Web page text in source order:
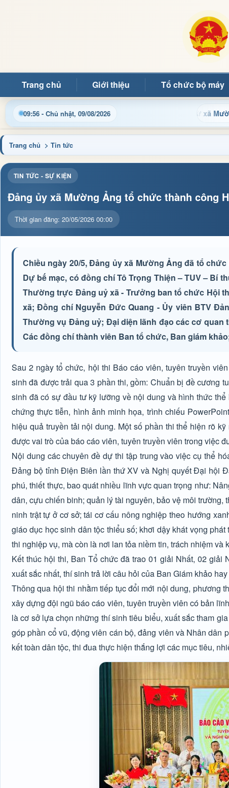
Trang chủ Giới thiệu Tổ chức bộ máy
09:56 - Chủ nhật, 09/08/2026
bạn đọc đến với Trang thông tin điện tử xã Mường Ảng
Trang chủ > Tin tức
TIN TỨC - SỰ KIỆN
Đảng ủy xã Mường Ảng tổ chức thành công
Thời gian đăng: 20/05/2026 00:00
Chiều ngày 20/5, Đảng ủy xã Mường Ảng đã tổ
Dự bế mạc, có đồng chí Tô Trọng Thiện – TUV –
Thường trực Đảng uỷ xã - Trưởng ban tổ chức Hội
xã; Đồng chí Nguyễn Đức Quang - Ủy viên BTV
Thường vụ Đảng uỷ; Đại diện lãnh đạo các cơ
Các đồng chí thành viên Ban tổ chức, Ban giám
Sau 2 ngày tổ chức, hội thi Báo cáo viên, tuyên truyền
sinh đã được trải qua 3 phần thi, gồm: Chuẩn bị đề cương
sinh đã có sự đầu tư kỹ lưỡng về nội dung và hình thức
chứng thực tiễn, hình ảnh minh họa, trình chiếu
hiệu quả truyền tải nội dung. Một số phần thi thể hiện rõ
được vai trò của báo cáo viên, tuyên truyền viên trong việc
Nội dung các chuyên đề dự thi tập trung vào việc cụ thể
Đảng bộ tỉnh Điện Biên lần thứ XV và Nghị quyết Đại hội
phú, thiết thực, bao quát nhiều lĩnh vực quan trọng như:
dân, cựu chiến binh; quản lý tài nguyên, bảo vệ môi
ninh trật tự ở cơ sở; tái cơ cấu nông nghiệp theo hướng
giáo dục học sinh dân tộc thiểu số; khơi dậy khát vọng
thi nghiệp vụ, mà còn là nơi lan tỏa niềm tin, trách nhiệm
Kết thúc hội thi, Ban Tổ chức đã trao 01 giải Nhất, 02
xuất sắc nhất, thí sinh trả lời câu hỏi của Ban Giám khảo
Thông qua hội thi nhằm tiếp tục đổi mới nội dung, phương
xây dựng đội ngũ báo cáo viên, tuyên truyền viên có bản
là cơ sở lựa chọn những thí sinh tiêu biểu, xuất sắc tham
góp phần cổ vũ, động viên cán bộ, đảng viên và Nhân
kết toàn dân tộc, thi đua thực hiện thắng lợi các mục tiêu,